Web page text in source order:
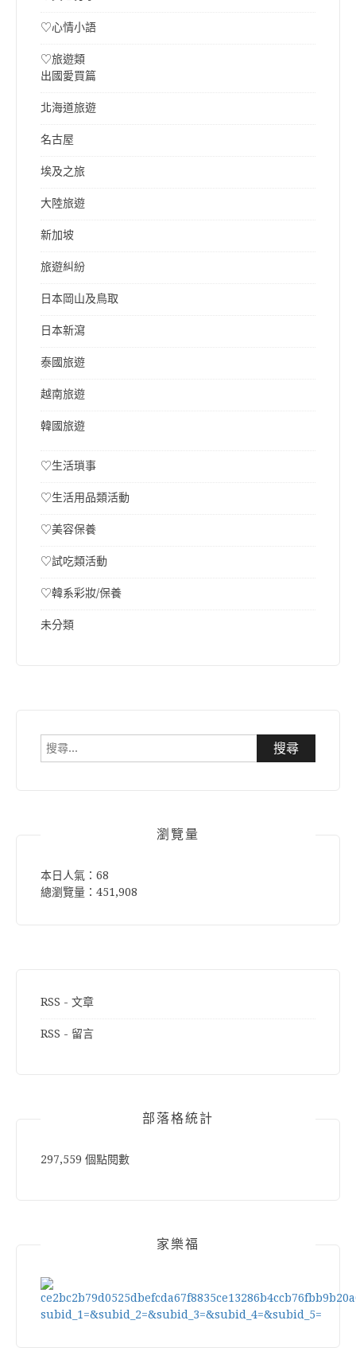
♡心情小語
♡旅遊類
出國愛買篇
北海道旅遊
名古屋
埃及之旅
大陸旅遊
新加坡
旅遊糾紛
日本岡山及鳥取
日本新瀉
泰國旅遊
越南旅遊
韓國旅遊
♡生活瑣事
♡生活用品類活動
♡美容保養
♡試吃類活動
♡韓系彩妝/保養
未分類
搜
瀏覽量
本日人氣：68
總瀏覽量：451,908
RSS - 文章
RSS - 留言
部落格統計
297,559 個點閱數
家樂福